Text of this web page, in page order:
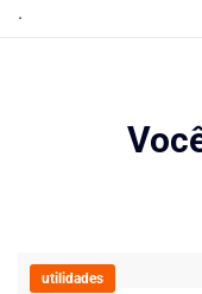
.
utilidades